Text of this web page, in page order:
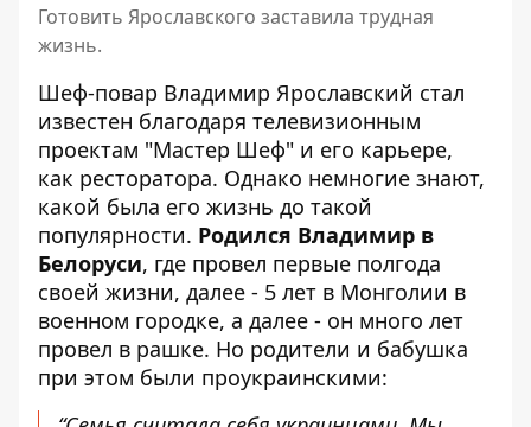
Готовить Ярославского заставила трудная
жизнь.
Шеф-повар Владимир Ярославский стал
известен благодаря телевизионным
проектам "Мастер Шеф" и его карьере,
как ресторатора. Однако немногие знают,
какой была его жизнь до такой
популярности. Родился Владимир в
Белоруси, где провел первые полгода
своей жизни, далее - 5 лет в Монголии в
военном городке, а далее - он много лет
провел в рашке. Но родители и бабушка
при этом были проукраинскими: